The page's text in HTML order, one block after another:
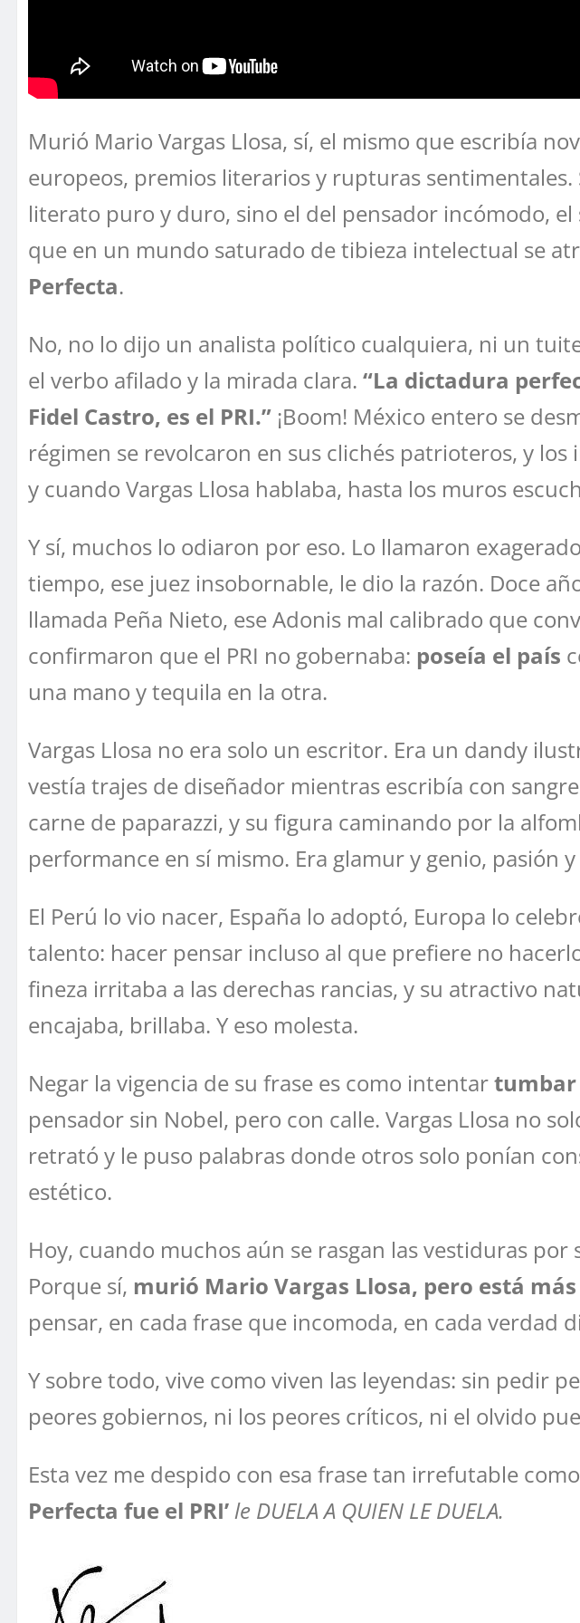
Murió Mario Vargas Llosa, sí, el mismo que escribía
europeos, premios literarios y rupturas
literato puro y duro, sino el del pensador incómodo,
que en un mundo saturado de tibieza intelectual se
Perfecta.
No, no lo dijo un analista político cualquiera, ni un
el verbo afilado y la mirada clara. “La dictadura
Fidel Castro, es el PRI.” ¡Boom! México entero se
régimen se revolcaron en sus clichés patrioteros, y
y cuando Vargas Llosa hablaba, hasta los muros
Y sí, muchos lo odiaron por eso. Lo llamaron
tiempo, ese juez insobornable, le dio la razón. Doce
llamada Peña Nieto, ese Adonis mal calibrado que
confirmaron que el PRI no gobernaba: poseía el país
una mano y tequila en la otra.
Vargas Llosa no era solo un escritor. Era un dandy
vestía trajes de diseñador mientras escribía con
carne de paparazzi, y su figura caminando por la
performance en sí mismo. Era glamur y genio, pasión
El Perú lo vio nacer, España lo adoptó, Europa lo
talento: hacer pensar incluso al que prefiere no
fineza irritaba a las derechas rancias, y su atractivo
encajaba, brillaba. Y eso molesta.
Negar la vigencia de su frase es como intentartumbar
pensador sin Nobel, pero con calle. Vargas Llosa no
retrató y le puso palabras donde otros solo ponían
estético.
Hoy, cuando muchos aún se rasgan las vestiduras
Porque sí, murió Mario Vargas Llosa, pero está
pensar, en cada frase que incomoda, en cada verdad
Y sobre todo, vive como viven las leyendas: sin pedir
peores gobiernos, ni los peores críticos, ni el olvido
Esta vez me despido con esa frase tan irrefutable
Perfecta fue el PRI’le DUELA A QUIEN LE DUELA.